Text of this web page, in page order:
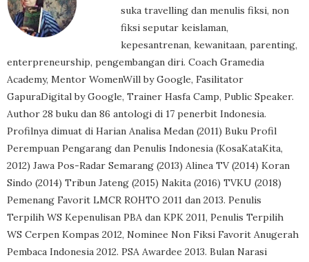
suka travelling dan menulis fiksi, non
fiksi seputar keislaman,
kepesantrenan, kewanitaan, parenting,
enterpreneurship, pengembangan diri. Coach Gramedia
Academy, Mentor WomenWill by Google, Fasilitator
GapuraDigital by Google, Trainer Hasfa Camp, Public Speaker.
Author 28 buku dan 86 antologi di 17 penerbit Indonesia.
Profilnya dimuat di Harian Analisa Medan (2011) Buku Profil
Perempuan Pengarang dan Penulis Indonesia (KosaKataKita,
2012) Jawa Pos-Radar Semarang (2013) Alinea TV (2014) Koran
Sindo (2014) Tribun Jateng (2015) Nakita (2016) TVKU (2018)
Pemenang Favorit LMCR ROHTO 2011 dan 2013. Penulis
Terpilih WS Kepenulisan PBA dan KPK 2011, Penulis Terpilih
WS Cerpen Kompas 2012, Nominee Non Fiksi Favorit Anugerah
Pembaca Indonesia 2012. PSA Awardee 2013. Bulan Narasi